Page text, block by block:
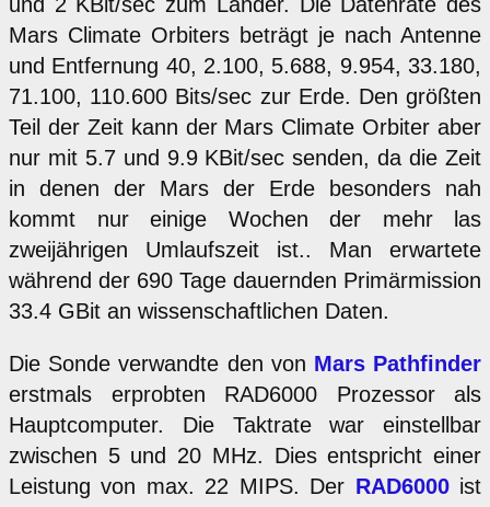
Mars Climate Orbiters beträgt je nach Antenne
und Entfernung 40, 2.100, 5.688, 9.954, 33.180,
71.100, 110.600 Bits/sec zur Erde. Den größten
Teil der Zeit kann der Mars Climate Orbiter aber
nur mit 5.7 und 9.9 KBit/sec senden, da die Zeit
in denen der Mars der Erde besonders nah
kommt nur einige Wochen der mehr las
zweijährigen Umlaufszeit ist.. Man erwartete
während der 690 Tage dauernden Primärmission
33.4 GBit an wissenschaftlichen Daten.
Die Sonde verwandte den von Mars Pathfinder
erstmals erprobten RAD6000 Prozessor als
Hauptcomputer. Die Taktrate war einstellbar
zwischen 5 und 20 MHz. Dies entspricht einer
Leistung von max. 22 MIPS. Der RAD6000ist